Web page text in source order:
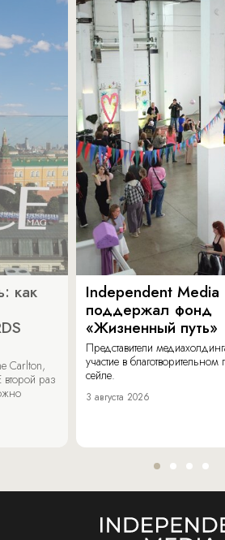
как
Carlton,
раз
Independent Media
поддержал фонд
«Жизненный путь»
Представители
участие в благотворительном
сейле.
3 августа 2026